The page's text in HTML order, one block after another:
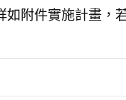
如附件實施計畫